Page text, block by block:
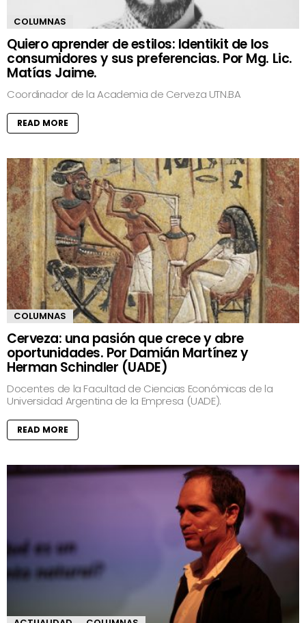
COLUMNAS
Quiero aprender de estilos: Identikit de los
consumidores y sus preferencias. Por Mg. Lic.
Matías Jaime.
Coordinador de la Academia de Cerveza UTN.BA
READ MORE
COLUMNAS
Cerveza: una pasión que crece y abre
oportunidades. Por Damián Martínez y
Herman Schindler (UADE)
Docentes de la Facultad de Ciencias Económicas de la
Universidad Argentina de la Empresa (UADE).
READ MORE